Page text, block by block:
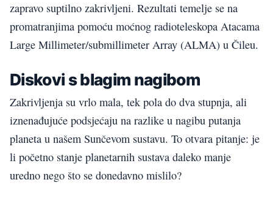
zapravo suptilno zakrivljeni. Rezultati temelje se na
promatranjima pomoću moćnog radioteleskopa Atacama
Large Millimeter/submillimeter Array (ALMA) u Čileu.
Diskovi s blagim nagibom
Zakrivljenja su vrlo mala, tek pola do dva stupnja, ali
iznenađujuće podsjećaju na razlike u nagibu putanja
planeta u našem Sunčevom sustavu. To otvara pitanje: je
li početno stanje planetarnih sustava daleko manje
uredno nego što se donedavno mislilo?